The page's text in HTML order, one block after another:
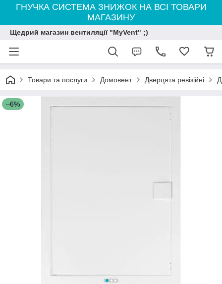
ГНУЧКА СИСТЕМА ЗНИЖОК НА ВСІ ТОВАРИ
МАГАЗИНУ
Щедрий магазин вентиляції "MyVent" ;)
Товари та послуги Домовент Дверцята ревізійні
–6%